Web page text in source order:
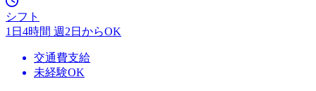
シフト
1日4時間 週2日からOK
交通費支給
未経験OK